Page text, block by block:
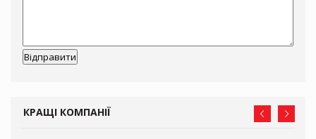
КРАЩІ КОМПАНІЇ